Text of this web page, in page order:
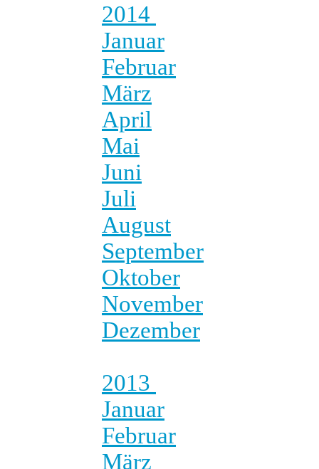
2014
Januar
Februar
März
April
Mai
Juni
Juli
August
September
Oktober
November
Dezember
2013
Januar
Februar
März